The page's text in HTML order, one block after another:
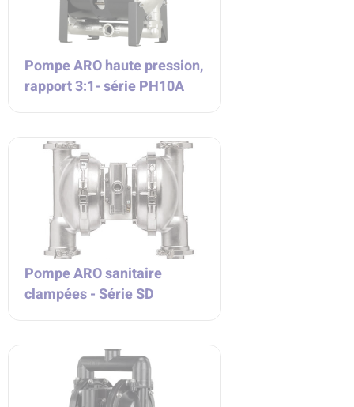
Pompe ARO haute pression,
rapport 3:1- série PH10A
Pompe ARO sanitaire
clampées - Série SD